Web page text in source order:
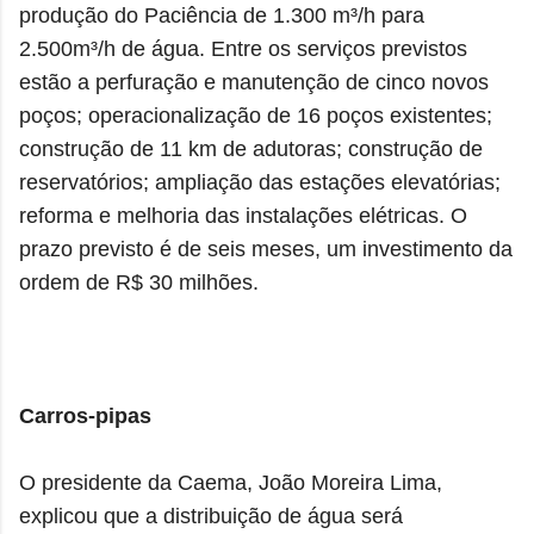
produção do Paciência de 1.300 m³/h para
2.500m³/h de água. Entre os serviços previstos
estão a perfuração e manutenção de cinco novos
poços; operacionalização de 16 poços existentes;
construção de 11 km de adutoras; construção de
reservatórios; ampliação das estações elevatórias;
reforma e melhoria das instalações elétricas. O
prazo previsto é de seis meses, um investimento da
ordem de R$ 30 milhões.
Carros-pipas
O presidente da Caema, João Moreira Lima,
explicou que a distribuição de água será